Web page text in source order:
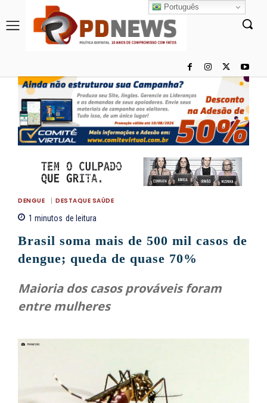
DENGUE DESTAQUE SAÚDE
1 minutos de leitura
Brasil soma mais de 500 mil casos de
dengue; queda de quase 70%
Maioria dos casos prováveis foram
entre mulheres
Português